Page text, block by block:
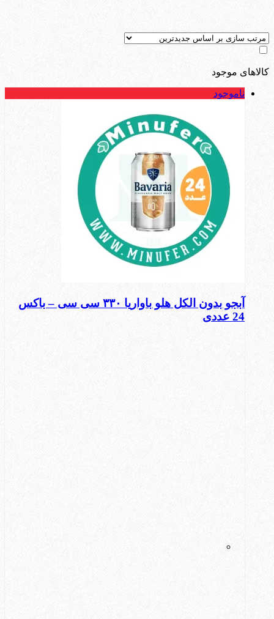
کالاهای موجود
ناموجود
آبجو بدون الکل هلو باواریا ۳۳۰ سی سی – باکس
24 عددی